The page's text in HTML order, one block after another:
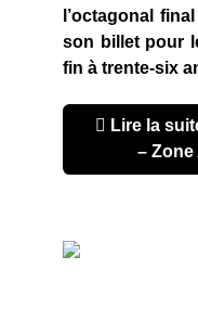
l’octagonal
son billet pour
fin à trente-six
Lire la
– Zone